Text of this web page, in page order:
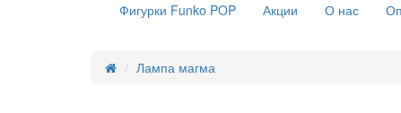
Фигурки Funko POP Акции О нас
Лампа магма